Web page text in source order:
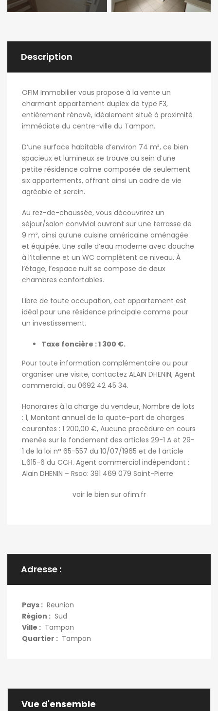
Description
OFIM Immobilier vous propose à la vente un
charmant appartement duplex de type F3,
entièrement rénové, idéalement situé à proximité
immédiate du centre-ville du Tampon.
D’une surface habitable d’environ 74 m², ce bien
spacieux et lumineux se trouve au sein d’une
petite résidence calme composée de seulement
six appartements, offrant ainsi un cadre de vie
agréable et serein.
Au rez-de-chaussée, vous découvrirez un
séjour/salon convivial ouvrant sur une terrasse de
9 m², ainsi qu’une cuisine américaine aménagée
et équipée. Une salle d’eau moderne avec douche
à l’italienne et un WC complètent ce niveau. À
l’étage, l’espace nuit se compose de deux
chambres confortables.
Libre de toute occupation, cet appartement est
idéal pour une résidence principale comme pour
un investissement.
Taxe foncière : 1 300 €.
Pour toute information complémentaire ou pour
organiser une visite, contactez ALAIN DHENIN, Agent
commercial, au 0692 42 45 34.
Honoraires à la charge du vendeur, Nombre de lots
: 1, Montant annuel de la quote-part de charges
courantes : 1 200,00 €, Aucune procédure en cours
menée sur le fondement des articles 29-1 A et 29-
1 de la loi n° 65-557 du 10/07/1965 et de l article
L.615-6 du CCH. Agent commercial indépendant :
Alain DHENIN – Rsac: 391 469 079 Saint-Pierre
voir le bien sur ofim.fr
Adresse :
Pays : Reunion
Région : Sud
Ville : Tampon
Quartier : Tampon
Vue d'ensemble